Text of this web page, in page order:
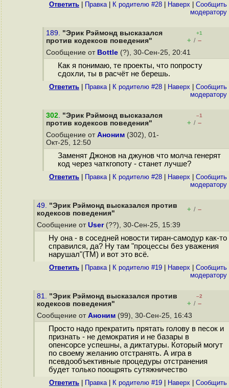
Ответить Правка| К родителю #28 Наверх
Cообщить
модератору
189. "Эрик Рэймонд высказался
против кодексов поведения"
+1
+ / –
Сообщение от Bottle (?), 30-Сен-25, 20:41
Как я понимаю, те проекты, что попросту
сдохли, ты в расчёт не берешь.
Ответить Правка| К родителю #28 Наверх
Cообщить
модератору
302. "Эрик Рэймонд высказался
против кодексов поведения"
–1
+ / –
Сообщение от Аноним (302), 01-
Окт-25, 12:50
Заменят Джонов на джунов что молча генерят
код через чаткгопоту - станет лучше?
Ответить Правка| К родителю #28 Наверх
Cообщить
модератору
49. "Эрик Рэймонд высказался против
кодексов поведения"
+ / –
Сообщение от User(??), 30-Сен-25, 15:39
Ну она - в соседней новости тиран-самодур как-то
справился, да? Ну там "процессы без уважения
нарушал"(ТМ) и вот это всё.
Ответить Правка| К родителю #19 Наверх
Cообщить
модератору
81. "Эрик Рэймонд высказался против
кодексов поведения"
–2
+ / –
Сообщение от Аноним (99), 30-Сен-25, 16:43
Просто надо прекратить прятать голову в песок и
признать - не демократия и не базары в
опенсорсе успешны, а диктатуры. Который могут
по своему желанию отстранять. А игра в
псевдообъективные процедуры отстранения
будет только поощрять сутяжничество
Ответить Правка| К родителю #19 Наверх
Cообщить